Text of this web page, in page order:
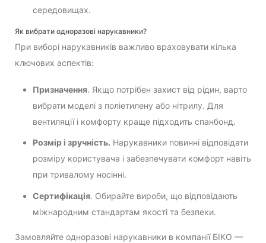
середовищах.
Як вибрати одноразові нарукавники?
При виборі нарукавників важливо враховувати кілька
ключових аспектів:
Призначення. Якщо потрібен захист від рідин, варто
вибрати моделі з поліетилену або нітрилу. Для
вентиляції і комфорту краще підходить спанбонд.
Розмір і зручність. Нарукавники повинні відповідати
розміру користувача і забезпечувати комфорт навіть
при тривалому носінні.
Сертифікація. Обирайте вироби, що відповідають
міжнародним стандартам якості та безпеки.
Замовляйте одноразові нарукавники в компанії БІКО —